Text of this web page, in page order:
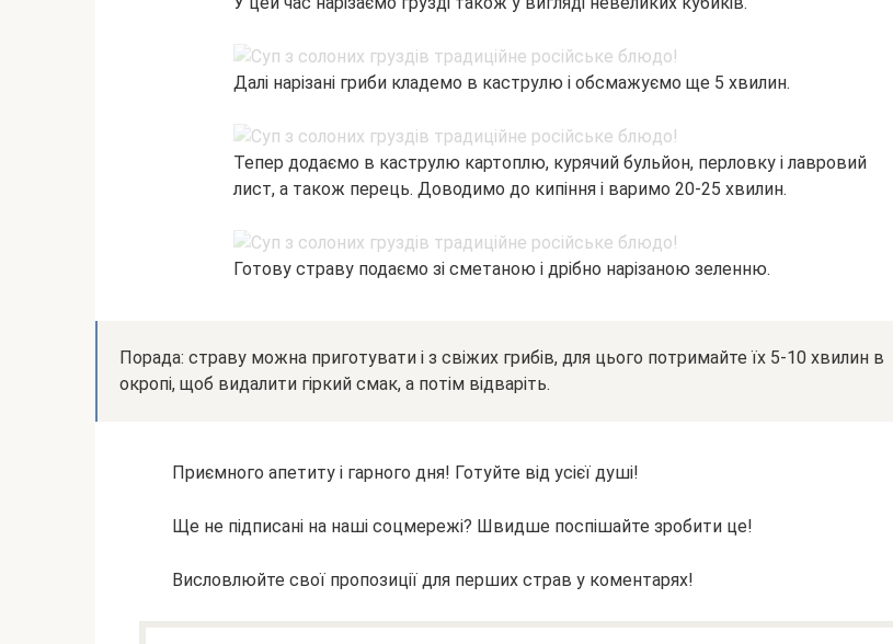
Далі нарізані гриби кладемо в каструлю і обсмажуємо ще 5 хвилин.
Тепер додаємо в каструлю картоплю, курячий бульйон, перловку і лавровий
лист, а також перець. Доводимо до кипіння і варимо 20-25 хвилин.
Готову страву подаємо зі сметаною і дрібно нарізаною зеленню.
Порада: страву можна приготувати і з свіжих грибів, для цього потримайте їх 5-10 хвилин в
окропі, щоб видалити гіркий смак, а потім відваріть.
Приємного апетиту і гарного дня! Готуйте від усієї душі!
Ще не підписані на наші соцмережі? Швидше поспішайте зробити це!
Висловлюйте свої пропозиції для перших страв у коментарях!